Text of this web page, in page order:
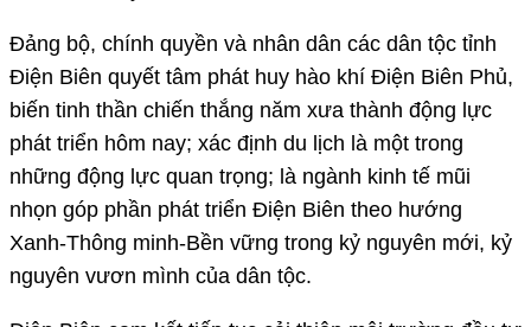
Đảng bộ, chính quyền và nhân dân các dân tộc tỉnh
Điện Biên quyết tâm phát huy hào khí Điện Biên Phủ,
biến tinh thần chiến thắng năm xưa thành động lực
phát triển hôm nay; xác định du lịch là một trong
những động lực quan trọng; là ngành kinh tế mũi
nhọn góp phần phát triển Điện Biên theo hướng
Xanh-Thông minh-Bền vững trong kỷ nguyên mới, kỷ
nguyên vươn mình của dân tộc.